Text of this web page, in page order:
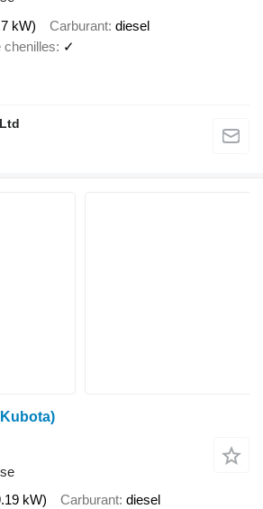
kW) Carburant diesel
chenilles ✓
kW) Carburant diesel